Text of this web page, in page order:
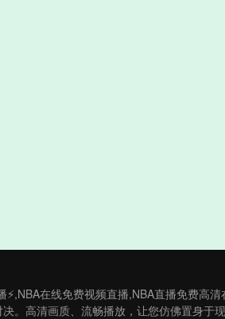
⚡,NBA在线免费视频直播,NBA直播免费高
。高清画质、流畅播放，让您仿佛置身于